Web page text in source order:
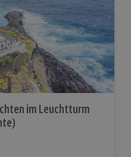
im Leuchtturm